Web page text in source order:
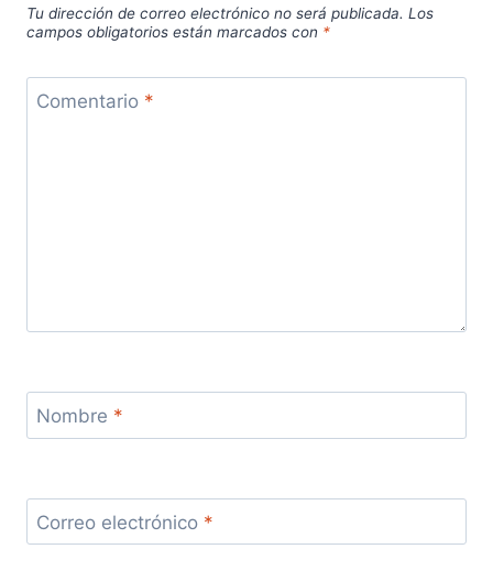
Tu dirección de correo electrónico no será publicada. Los
campos obligatorios están marcados con *
Comentario *
Nombre *
Correo electrónico *